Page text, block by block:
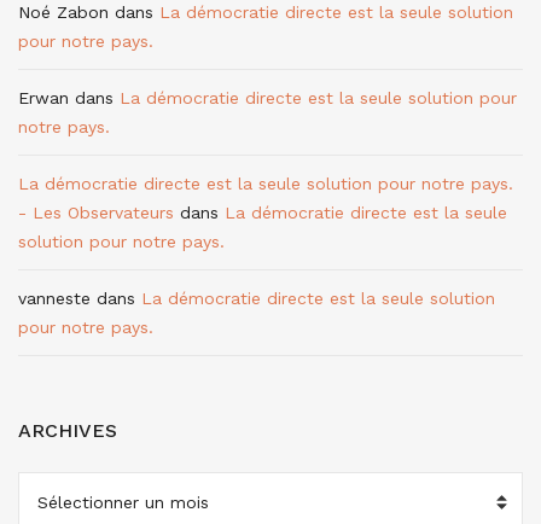
Noé Zabon dans La démocratie directe est la seule solution
pour notre pays.
Erwan dans La démocratie directe est la seule solution pour
notre pays.
La démocratie directe est la seule solution pour notre pays.
- Les Observateurs dans La démocratie directe est la seule
solution pour notre pays.
vanneste dans La démocratie directe est la seule solution
pour notre pays.
ARCHIVES